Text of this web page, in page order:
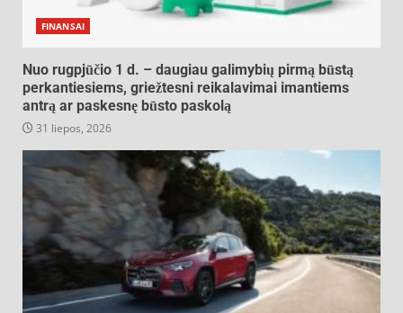
FINANSAI
Nuo rugpjūčio 1 d. – daugiau galimybių pirmą būstą
perkantiesiems, griežtesni reikalavimai imantiems
antrą ar paskesnę būsto paskolą
31 liepos, 2026